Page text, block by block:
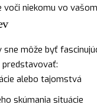
voči niekomu vo
sne môže byť
alebo tajomstvá
skúmania situácie